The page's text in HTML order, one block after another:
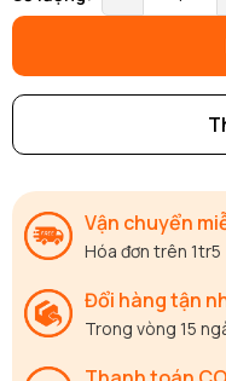
Vận chuyển
Hóa đơn trên 1tr5
Đổi hàng tận
Trong vòng 15